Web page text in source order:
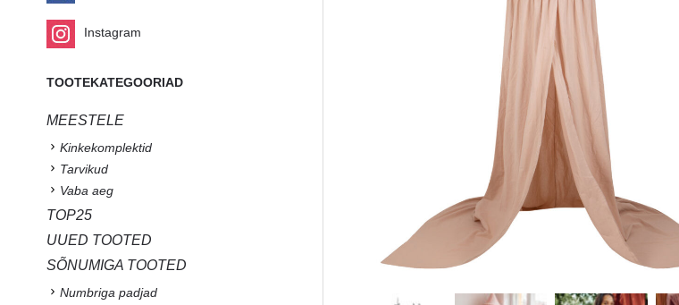
Instagram
TOOTEKATEGOORIAD
MEESTELE
Kinkekomplektid
Tarvikud
Vaba aeg
TOP25
UUED TOOTED
SÕNUMIGA TOOTED
Numbriga padjad